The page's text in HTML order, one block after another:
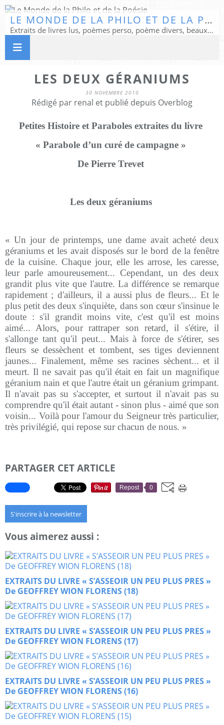
LE MONDE DE LA PHILO ET DE LA POÉSIE
Extraits de livres lus, poèmes perso, poème divers, beaux textes...
LES DEUX GÉRANIUMS
30 NOVEMBRE 2010
Rédigé par renal et publié depuis Overblog
Petites Histoire et Paraboles extraites du livre
« Parabole d’un curé de campagne »
De Pierre Trevet
Les deux géraniums
« Un jour de printemps, une dame avait acheté deux
géraniums et les avait disposés sur le bord de la fenêtre
de la cuisine. Chaque jour, elle les arrose, les caresse,
leur parle amoureusement... Cependant, un des deux
grandit plus vite que l'autre. La différence se remarque
rapidement ; d'ailleurs, il a aussi plus de fleurs... Et le
plus petit des deux s'inquiète, dans son cœur s'insinue le
doute : s'il grandit moins vite, c'est qu'il est moins
aimé... Alors, pour rattraper son retard, il s'étire, il
s'allonge tant qu'il peut... Mais à force de s'étirer, ses
fleurs se dessèchent et tombent, ses tiges deviennent
jaunes... Finalement, même ses racines sèchent... et il
meurt. Il ne savait pas qu'il était en fait un magnifique
géranium nain et que l'autre était un géranium grimpant.
Il n'avait pas su s'accepter, et surtout il n'avait pas su
comprendre qu'il était autant - sinon plus - aimé que son
voisin... Voilà pour l'amour du Seigneur très particulier,
très privilégié, qui repose sur chacun de nous. »
PARTAGER CET ARTICLE
Repost 0
S'inscrire à la newsletter
Vous aimerez aussi :
EXTRAITS DU LIVRE « S’ASSEOIR UN PEU PLUS PRES »
De GEOFFREY WION FLORENS (18)
EXTRAITS DU LIVRE « S’ASSEOIR UN PEU PLUS PRES »
De GEOFFREY WION FLORENS (17)
EXTRAITS DU LIVRE « S’ASSEOIR UN PEU PLUS PRES »
De GEOFFREY WION FLORENS (16)